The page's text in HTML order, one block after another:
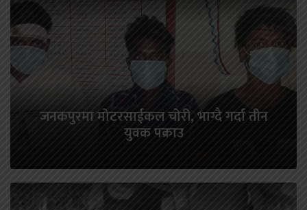
जनकपुरमा मोटरसाईकल चोरी, भाग्दै गर्दा तीन
युवक पक्राउ